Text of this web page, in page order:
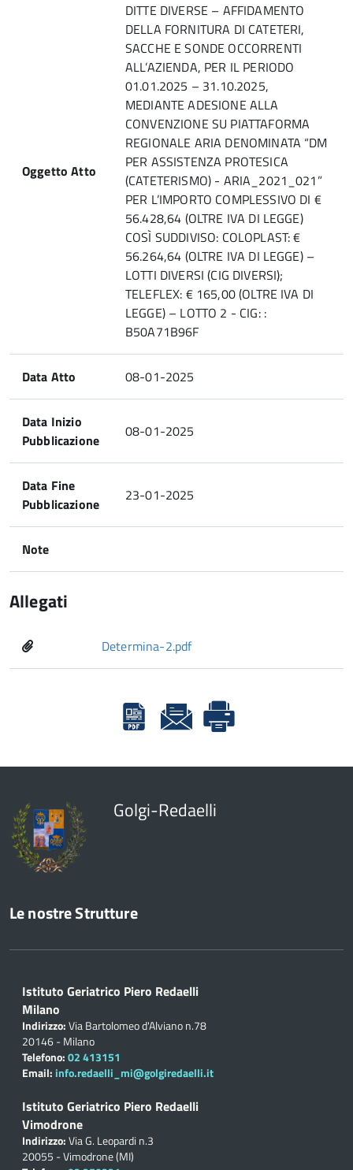
Oggetto Atto
DITTE DIVERSE – AFFIDAMENTO
DELLA FORNITURA DI CATETERI,
SACCHE E SONDE OCCORRENTI
ALL’AZIENDA, PER IL PERIODO
01.01.2025 – 31.10.2025,
MEDIANTE ADESIONE ALLA
CONVENZIONE SU PIATTAFORMA
REGIONALE ARIA DENOMINATA “DM
PER ASSISTENZA PROTESICA
(CATETERISMO) - ARIA_2021_021”
PER L’IMPORTO COMPLESSIVO DI €
56.428,64 (OLTRE IVA DI LEGGE)
COSÌ SUDDIVISO: COLOPLAST: €
56.264,64 (OLTRE IVA DI LEGGE) –
LOTTI DIVERSI (CIG DIVERSI);
TELEFLEX: € 165,00 (OLTRE IVA DI
LEGGE) – LOTTO 2 - CIG: :
B50A71B96F
Data Atto 08-01-2025
Data Inizio
Pubblicazione
08-01-2025
Data Fine
Pubblicazione
23-01-2025
Note
Allegati
Determina-2.pdf
Golgi-Redaelli
Le nostre Strutture
Istituto Geriatrico Piero Redaelli
Milano
Indirizzo:Via Bartolomeo d'Alviano n.78
20146 - Milano
Telefono:02 413151
Email: info.redaelli_mi@golgiredaelli.it
Istituto Geriatrico Piero Redaelli
Vimodrone
Indirizzo:Via G. Leopardi n.3
20055 - Vimodrone (MI)